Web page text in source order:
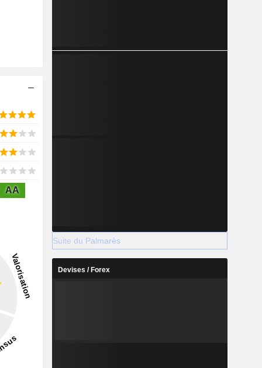
AA
Suite du Palmarès
Devises / Forex